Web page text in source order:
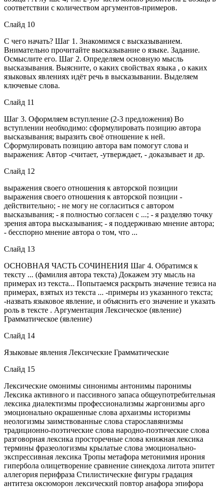
соответствии с количеством аргументов-примеров.
Слайд 10
С чего начать? Шаг 1. Знакомимся с высказыванием.
Внимательно прочитайте высказывание о языке. Задание.
Осмыслите его. Шаг 2. Определяем основную мысль
высказывания. Выясните, о каких свойствах языка , о каких
языковых явлениях идёт речь в высказывании. Выделяем
ключевые слова.
Слайд 11
Шаг 3. Оформляем вступление (2-3 предложения) Во
вступлении необходимо: сформулировать позицию автора
высказывания; выразить своё отношение к ней.
Сформулировать позицию автора вам помогут слова и
выражения: Автор -считает, -утверждает, - доказывает и др.
Слайд 12
выражения своего отношения к авторской позиции
выражения своего отношения к авторской позиции -
действительно; - не могу не согласиться с автором
высказывания; - я полностью согласен с ...; - я разделяю точку
зрения автора высказывания; - я поддерживаю мнение автора;
- бесспорно мнение автора о том, что ...
Слайд 13
ОСНОВНАЯ ЧАСТЬ СОЧИНЕНИЯ Шаг 4. Обратимся к
тексту ... (фамилия автора текста) Докажем эту мысль на
примерах из текста... Попытаемся раскрыть значение тезиса на
примерах, взятых из текста ... -примеры из указанного текста;
-назвать языковое явление, и объяснить его значение и указать
роль в тексте . Аргументация Лексическое (явление)
Грамматическое (явление)
Слайд 14
Языковые явления Лексические Грамматические
Слайд 15
Лексические омонимы синонимы антонимы паронимы
Лексика активного и пассивного запаса общеупотребительная
лексика диалектизмы профессионализмы жаргонизмы арго
эмоционально окрашенные слова архаизмы историзмы
неологизмы заимствованные слова старославянизмы
традиционно-поэтические слова народно-поэтические слова
разговорная лексика просторечные слова книжная лексика
термины фразеологизмы крылатые слова эмоционально-
экспрессивная лексика Тропы метафора метонимия ирония
гипербола олицетворение сравнение синекдоха литота эпитет
аллегория перифраза Стилистические фигуры градация
антитеза оксюморон лексический повтор анафора эпифора